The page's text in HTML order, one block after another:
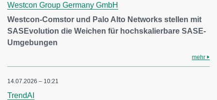
Westcon Group Germany GmbH
Westcon-Comstor und Palo Alto Networks stellen mit
SASEvolution die Weichen für hochskalierbare SASE-
Umgebungen
mehr
14.07.2026 – 10:21
TrendAI